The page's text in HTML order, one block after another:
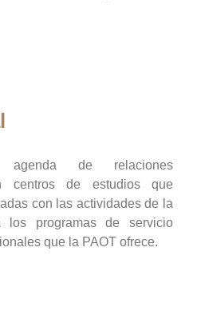
de relaciones
centros de estudios que
con las actividades de la
los programas de servicio
que la PAOT ofrece.